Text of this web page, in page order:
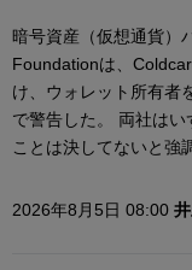
暗号資産（仮想通貨）
Foundationは、
け、ウォレット所有者
で警告した。 両社は
ことは決してないと強
2026年8月5日 08:00